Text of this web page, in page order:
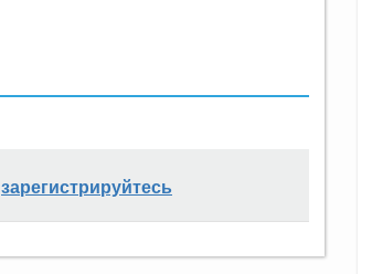
зарегистрируйтесь